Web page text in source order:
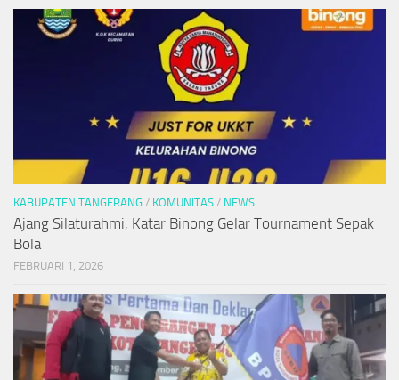
KABUPATEN TANGERANG / KOMUNITAS / NEWS
Ajang Silaturahmi, Katar Binong Gelar Tournament Sepak
Bola
FEBRUARI 1, 2026